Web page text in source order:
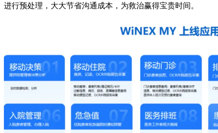
进行预处理，大大节省沟通成本，为救治赢得宝贵时间。